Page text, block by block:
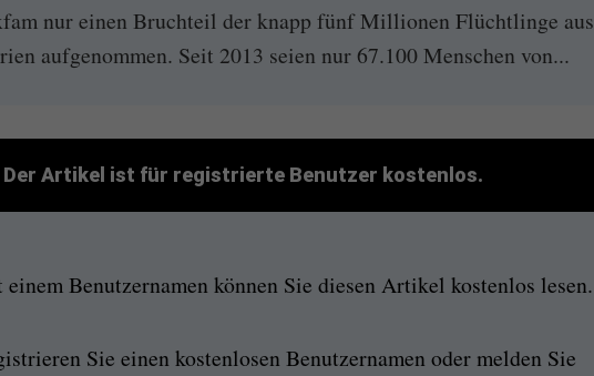
nur einen Bruchteil der knapp fünf Millionen Flüchtlinge aus
aufgenommen. Seit 2013 seien nur 67.100 Menschen von...
Der Artikel ist für registrierte Benutzer kostenlos.
Benutzernamen können Sie diesen Artikel kostenlos lesen.
Sie einen kostenlosen Benutzernamen oder melden Sie